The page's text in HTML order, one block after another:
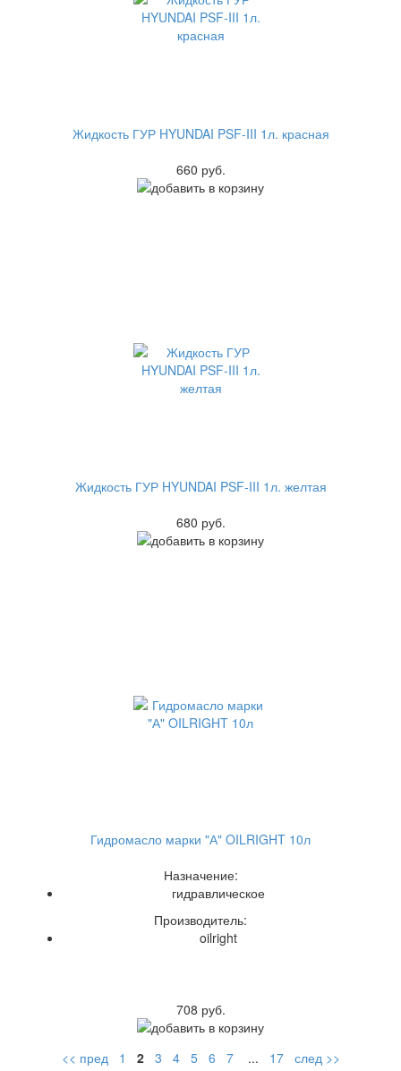
Жидкость ГУР HYUNDAI PSF-III 1л. красная
660 руб.
Жидкость ГУР HYUNDAI PSF-III 1л. желтая
680 руб.
Гидромасло марки "А" OILRIGHT 10л
Назначение:
гидравлическое
Производитель:
oilright
708 руб.
<< пред 1 2 3 4 5 6 7... 17 след >>